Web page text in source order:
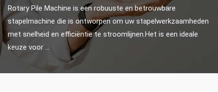
Rotary Pile Machine is een robuuste en betrouwbare
stapelmachine die is ontworpen om uw stapelwerkzaamheden
met snelheid en efficiëntie te stroomlijnen.Het is een ideale
keuze voor ...